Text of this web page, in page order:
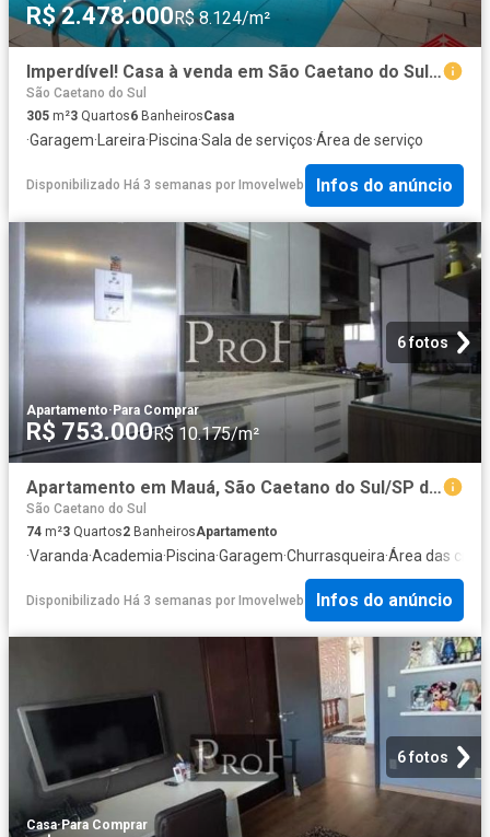
R$ 2.478.000R$ 8.124/m²
Imperdível! Casa à venda em São Caetano do Sul SP, bairro Cerâmica. 3 quartos, 3 suítes, 3 salas, 6
São Caetano do Sul
305 m²3 Quartos6 BanheirosCasa
·Garagem· Lareira·Piscina·Sala de serviços·Área de serviço
Disponibilizado Há 3 semanas por Imovelweb Infos do anúncio
6 fotos
Apartamento·Para Comprar
R$ 753.000R$ 10.175/m²
Apartamento em Mauá, São Caetano do Sul/SP de 74m² 3 quartos à venda por R$ 753.000,00
São Caetano do Sul
74 m²3 Quartos2 BanheirosApartamento
·Varanda·Academia·Piscina·Garagem·Churrasqueira·Área das
Disponibilizado Há 3 semanas por Imovelweb Infos do anúncio
6 fotos
Casa·Para Comprar